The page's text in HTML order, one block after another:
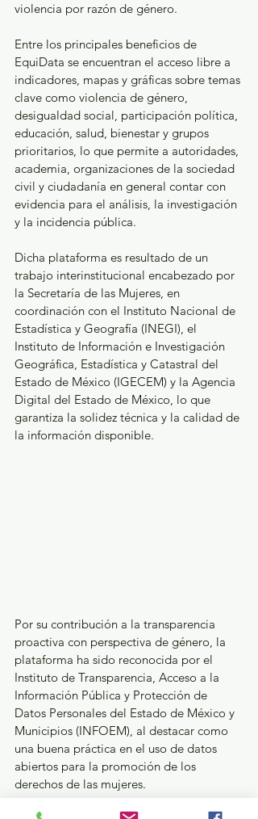
violencia por razón de género.
Entre los principales beneficios de
EquiData se encuentran el acceso libre a
indicadores, mapas y gráficas sobre temas
clave como violencia de género,
desigualdad social, participación política,
educación, salud, bienestar y grupos
prioritarios, lo que permite a autoridades,
academia, organizaciones de la sociedad
civil y ciudadanía en general contar con
evidencia para el análisis, la investigación
y la incidencia pública.
Dicha plataforma es resultado de un
trabajo interinstitucional encabezado por
la Secretaría de las Mujeres, en
coordinación con el Instituto Nacional de
Estadística y Geografía (INEGI), el
Instituto de Información e Investigación
Geográfica, Estadística y Catastral del
Estado de México (IGECEM) y la Agencia
Digital del Estado de México, lo que
garantiza la solidez técnica y la calidad de
la información disponible.
Por su contribución a la transparencia
proactiva con perspectiva de género, la
plataforma ha sido reconocida por el
Instituto de Transparencia, Acceso a la
Información Pública y Protección de
Datos Personales del Estado de México y
Municipios (INFOEM), al destacar como
una buena práctica en el uso de datos
abiertos para la promoción de los
derechos de las mujeres.